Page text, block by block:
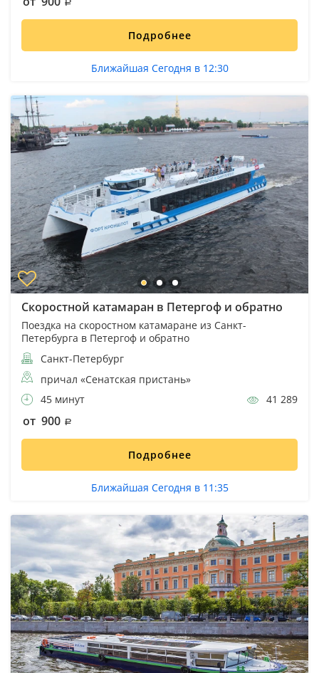
Подробнее
Ближайшая Сегодня в 12:30
Скоростной катамаран в Петергоф и обратно
Поездка на скоростном катамаране из Санкт-
Петербурга в Петергоф и обратно
Санкт-Петербург
причал «Сенатская пристань»
45 минут
41 289
от 900
Подробнее
Ближайшая Сегодня в 11:35